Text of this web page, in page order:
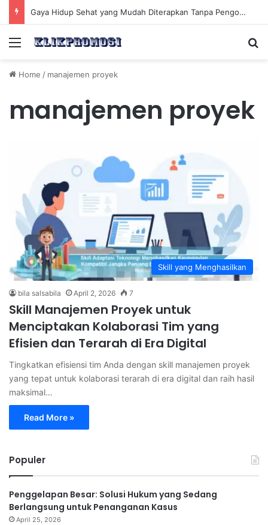
Gaya Hidup Sehat yang Mudah Diterapkan Tanpa Pengorbanan Ekstrem dan Konsisten
Menu
Home / manajemen proyek
manajemen proyek
Skill yang Menghasilkan
bila salsabila April 2, 2026 7
Skill Manajemen Proyek untuk
Menciptakan Kolaborasi Tim yang
Efisien dan Terarah di Era Digital
Tingkatkan efisiensi tim Anda dengan skill manajemen proyek
yang tepat untuk kolaborasi terarah di era digital dan raih hasil
maksimal…
Read More »
Populer
Penggelapan Besar: Solusi Hukum yang Sedang
Berlangsung untuk Penanganan Kasus
April 25, 2026